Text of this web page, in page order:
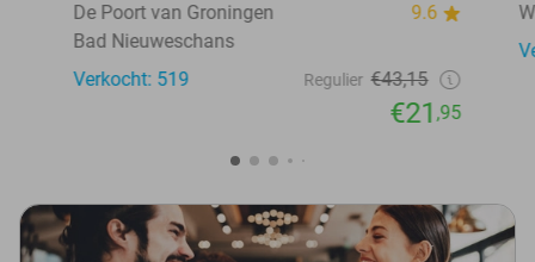
De Poort van Groningen
9.6
Bad Nieuweschans
Verkocht: 519
Regulier €43,15
€21,95